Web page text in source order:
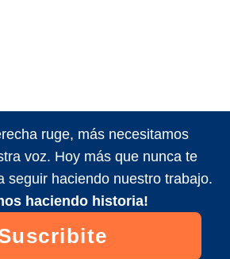
ruge, más necesitamos
voz. Hoy más que nunca te
seguir haciendo nuestro trabajo.
haciendo historia!